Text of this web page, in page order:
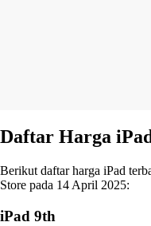
Daftar Harga
Berikut daftar harga iPad
Store pada 14 April 2025:
iPad 9th